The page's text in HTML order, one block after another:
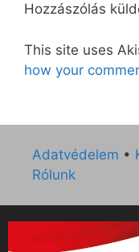
Hozzászólás
This site uses
how your
Adatvédelem •
Rólunk